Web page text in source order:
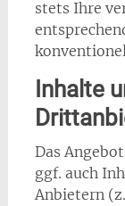
stets Ihre
Inhalte
Das
ggf. auch
Anbietern